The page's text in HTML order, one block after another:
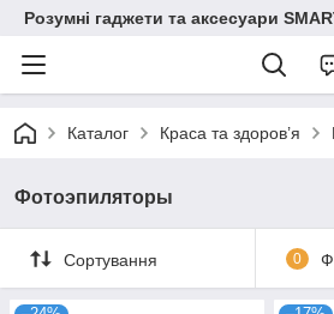
Розумні гаджети та аксесуари
Каталог Краса та здоров’я
Фотоэпиляторы
Сортування 0